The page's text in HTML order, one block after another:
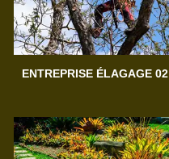
ENTREPRISE ÉLAGAGE 02